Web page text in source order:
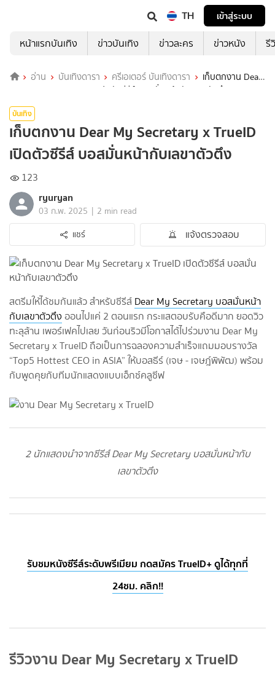
TH
เข้าสู่ระบบ
หน้าแรกบันเทิง
ข่าวบันเทิง ข่าวละคร ข่าวหนัง รี
อ่าน บันเทิงดารา ครีเอเตอร์ บันเทิงดารา
เก็บตกงาน Dear
My Secretary x TrueID เปิดตัวซีรีส์ บอสมั่นหน้ากับเลขาตัวตึง
บันเทิง
เก็บตกงาน Dear My Secretary x TrueID
เปิดตัวซีรีส์ บอสมั่นหน้ากับเลขาตัวตึง
123
ryuryan
03 ก.พ. 2025 | 2 min read
แชร์
แจ้งตรวจสอบ
สตรีมให้ได้ชมกันแล้ว สำหรับซีรีส์ Dear My Secretary บอสมั่นหน้า
กับเลขาตัวตึง ออนไปแค่ 2 ตอนแรก กระแสตอบรับคือดีมาก ยอดวิว
ทะลุล้าน เพอร์เฟคไปเลย วันก่อนริวมีโอกาสได้ไปร่วมงาน Dear My
Secretary x TrueID ถือเป็นการฉลองความสำเร็จแถมมอบรางวัล
“Top5 Hottest CEO in ASIA” ให้บอสธีร์ (เจษ - เจษฎ์พิพัฒ) พร้อม
กับพูดคุยกับทีมนักแสดงแบบเอ็กซ์คลูซีฟ
2 นักแสดงนำจากซีรีส์ Dear My Secretary บอสมั่นหน้ากับ
เลขาตัวตึง
รับชมหนังซีรีส์ระดับพรีเมียม กดสมัคร TrueID+ ดูได้ทุกที่
24ชม. คลิก!!
รีวิวงาน Dear My Secretary x TrueID